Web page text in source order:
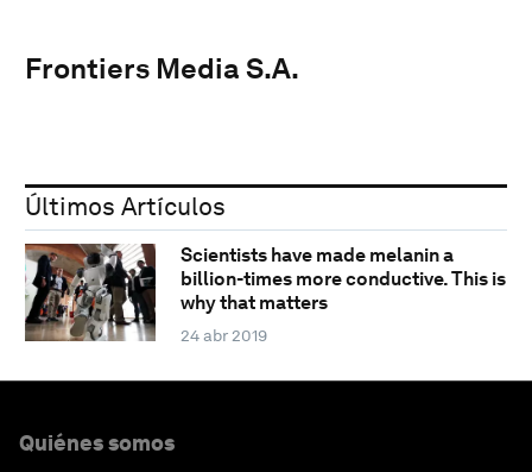
Frontiers Media S.A.
Últimos Artículos
Scientists have made melanin a
billion-times more conductive. This is
why that matters
24 abr 2019
Quiénes somos